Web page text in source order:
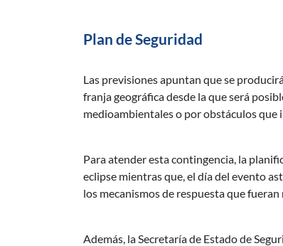
Plan de Seguridad
Las previsiones apuntan que se
franja geográfica desde la que será
medioambientales o por obstáculos que
Para atender esta contingencia, la
eclipse mientras que, el día del evento
los mecanismos de respuesta que
Además, la Secretaría de Estado de